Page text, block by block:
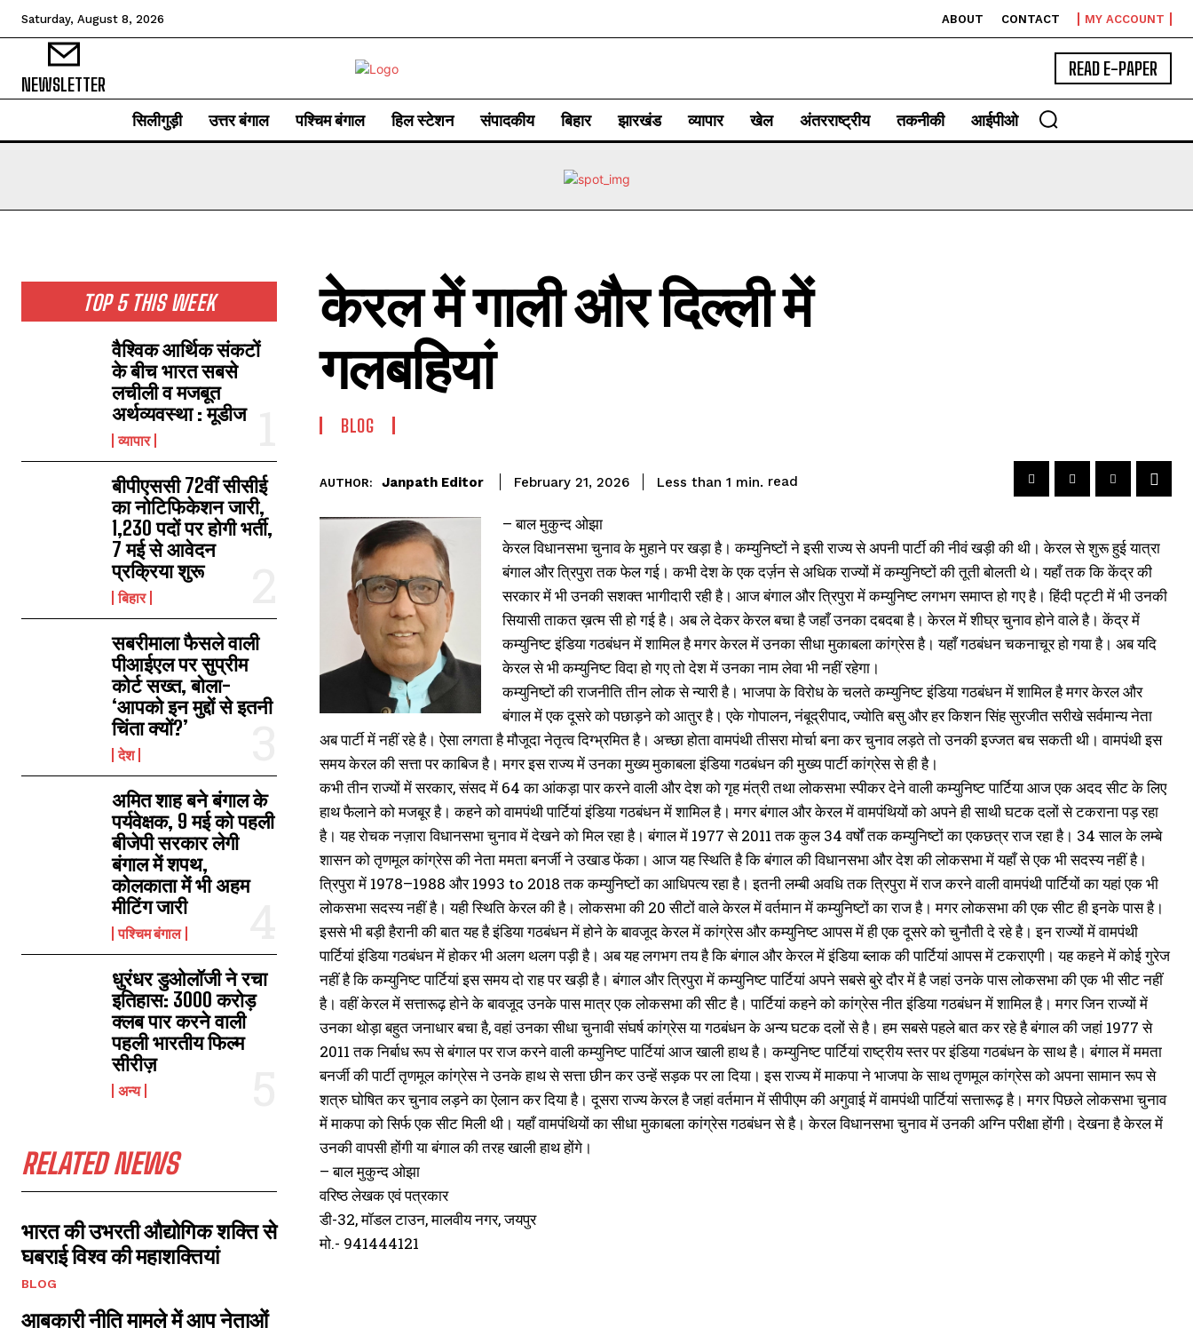
Saturday, August 8, 2026 ABOUT CONTACT MY ACCOUNT
NEWSLETTER
READ E-PAPER
सिलीगुड़ी उत्तर बंगाल पश्चिम बंगाल हिल स्टेशन संपादकीय बिहार झारखंड व्यापार खेल अंतरराष्ट्रीय तकनीकी आईपीओ
TOP 5 THIS WEEK
वैश्विक आर्थिक संकटों
के बीच भारत सबसे
लचीली व मजबूत
अर्थव्यवस्था : मूडीज
व्यापार
बीपीएससी 72वीं सीसीई
का नोटिफिकेशन जारी,
1,230 पदों पर होगी भर्ती,
7 मई से आवेदन
प्रक्रिया शुरू
बिहार
सबरीमाला फैसले वाली
पीआईएल पर सुप्रीम
कोर्ट सख्त, बोला-
‘आपको इन मुद्दों से इतनी
चिंता क्यों?’
देश
अमित शाह बने बंगाल के
पर्यवेक्षक, 9 मई को पहली
बीजेपी सरकार लेगी
बंगाल में शपथ,
कोलकाता में भी अहम
मीटिंग जारी
पश्चिम बंगाल
धुरंधर डुओलॉजी ने रचा
इतिहास: 3000 करोड़
क्लब पार करने वाली
पहली भारतीय फिल्म
सीरीज़
अन्य
RELATED NEWS
भारत की उभरती औद्योगिक शक्ति से
घबराई विश्व की महाशक्तियां
BLOG
आबकारी नीति मामले में आप नेताओं
केरल में गाली और दिल्ली में
गलबहियां
BLOG
AUTHOR: Janpath Editor February 21, 2026 Less than 1 min. read
– बाल मुकुन्द ओझा
केरल विधानसभा चुनाव के मुहाने पर खड़ा है। कम्युनिष्टों ने इसी राज्य से अपनी पार्टी की नीवं खड़ी की थी। केरल से शुरू हुई यात्रा
बंगाल और त्रिपुरा तक फेल गई। कभी देश के एक दर्ज़न से अधिक राज्यों में कम्युनिष्टों की तूती बोलती थे। यहाँ तक कि केंद्र की
सरकार में भी उनकी सशक्त भागीदारी रही है। आज बंगाल और त्रिपुरा में कम्युनिष्ट लगभग समाप्त हो गए है। हिंदी पट्टी में भी उनकी
सियासी ताकत ख़त्म सी हो गई है। अब ले देकर केरल बचा है जहाँ उनका दबदबा है। केरल में शीघ्र चुनाव होने वाले है। केंद्र में
कम्युनिष्ट इंडिया गठबंधन में शामिल है मगर केरल में उनका सीधा मुकाबला कांग्रेस है। यहाँ गठबंधन चकनाचूर हो गया है। अब यदि
केरल से भी कम्युनिष्ट विदा हो गए तो देश में उनका नाम लेवा भी नहीं रहेगा।
कम्युनिष्टों की राजनीति तीन लोक से न्यारी है। भाजपा के विरोध के चलते कम्युनिष्ट इंडिया गठबंधन में शामिल है मगर केरल और
बंगाल में एक दूसरे को पछाड़ने को आतुर है। एके गोपालन, नंबूद्रीपाद, ज्योति बसु और हर किशन सिंह सुरजीत सरीखे सर्वमान्य नेता
अब पार्टी में नहीं रहे है। ऐसा लगता है मौजूदा नेतृत्व दिग्भ्रमित है। अच्छा होता वामपंथी तीसरा मोर्चा बना कर चुनाव लड़ते तो उनकी इज्जत बच सकती थी। वामपंथी इस
समय केरल की सत्ता पर काबिज है। मगर इस राज्य में उनका मुख्य मुकाबला इंडिया गठबंधन की मुख्य पार्टी कांग्रेस से ही है।
कभी तीन राज्यों में सरकार, संसद में 64 का आंकड़ा पार करने वाली और देश को गृह मंत्री तथा लोकसभा स्पीकर देने वाली कम्युनिष्ट पार्टिया आज एक अदद सीट के लिए
हाथ फैलाने को मजबूर है। कहने को वामपंथी पार्टियां इंडिया गठबंधन में शामिल है। मगर बंगाल और केरल में वामपंथियों को अपने ही साथी घटक दलों से टकराना पड़ रहा
है। यह रोचक नज़ारा विधानसभा चुनाव में देखने को मिल रहा है। बंगाल में 1977 से 2011 तक कुल 34 वर्षों तक कम्युनिष्टों का एकछत्र राज रहा है। 34 साल के लम्बे
शासन को तृणमूल कांग्रेस की नेता ममता बनर्जी ने उखाड फेंका। आज यह स्थिति है कि बंगाल की विधानसभा और देश की लोकसभा में यहाँ से एक भी सदस्य नहीं है।
त्रिपुरा में 1978–1988 और 1993 to 2018 तक कम्युनिष्टों का आधिपत्य रहा है। इतनी लम्बी अवधि तक त्रिपुरा में राज करने वाली वामपंथी पार्टियों का यहां एक भी
लोकसभा सदस्य नहीं है। यही स्थिति केरल की है। लोकसभा की 20 सीटों वाले केरल में वर्तमान में कम्युनिष्टों का राज है। मगर लोकसभा की एक सीट ही इनके पास है।
इससे भी बड़ी हैरानी की बात यह है इंडिया गठबंधन में होने के बावजूद केरल में कांग्रेस और कम्युनिष्ट आपस में ही एक दूसरे को चुनौती दे रहे है। इन राज्यों में वामपंथी
पार्टियां इंडिया गठबंधन में होकर भी अलग थलग पड़ी है। अब यह लगभग तय है कि बंगाल और केरल में इंडिया ब्लाक की पार्टियां आपस में टकराएगी। यह कहने में कोई गुरेज
नहीं है कि कम्युनिष्ट पार्टियां इस समय दो राह पर खड़ी है। बंगाल और त्रिपुरा में कम्युनिष्ट पार्टियां अपने सबसे बुरे दौर में है जहां उनके पास लोकसभा की एक भी सीट नहीं
है। वहीं केरल में सत्तारूढ़ होने के बावजूद उनके पास मात्र एक लोकसभा की सीट है। पार्टियां कहने को कांग्रेस नीत इंडिया गठबंधन में शामिल है। मगर जिन राज्यों में
उनका थोड़ा बहुत जनाधार बचा है, वहां उनका सीधा चुनावी संघर्ष कांग्रेस या गठबंधन के अन्य घटक दलों से है। हम सबसे पहले बात कर रहे है बंगाल की जहां 1977 से
2011 तक निर्बाध रूप से बंगाल पर राज करने वाली कम्युनिष्ट पार्टियां आज खाली हाथ है। कम्युनिष्ट पार्टियां राष्ट्रीय स्तर पर इंडिया गठबंधन के साथ है। बंगाल में ममता
बनर्जी की पार्टी तृणमूल कांग्रेस ने उनके हाथ से सत्ता छीन कर उन्हें सड़क पर ला दिया। इस राज्य में माकपा ने भाजपा के साथ तृणमूल कांग्रेस को अपना सामान रूप से
शत्रु घोषित कर चुनाव लड़ने का ऐलान कर दिया है। दूसरा राज्य केरल है जहां वर्तमान में सीपीएम की अगुवाई में वामपंथी पार्टियां सत्तारूढ़ है। मगर पिछले लोकसभा चुनाव
में माकपा को सिर्फ एक सीट मिली थी। यहाँ वामपंथियों का सीधा मुकाबला कांग्रेस गठबंधन से है। केरल विधानसभा चुनाव में उनकी अग्नि परीक्षा होंगी। देखना है केरल में
उनकी वापसी होंगी या बंगाल की तरह खाली हाथ होंगे।
– बाल मुकुन्द ओझा
वरिष्ठ लेखक एवं पत्रकार
डी-32, मॉडल टाउन, मालवीय नगर, जयपुर
मो.- 941444121